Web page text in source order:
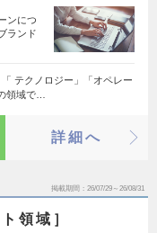
ンにつ
ランド
テクノロジー」「オペレー
領域で…
詳細へ
掲載期間 26/07/29～26/08/31
領域］